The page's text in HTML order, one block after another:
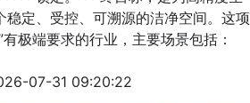
稳定、受控、可溯源的洁净空间。这项
极端要求的行业，主要场景包括：
07-31 09:20:22